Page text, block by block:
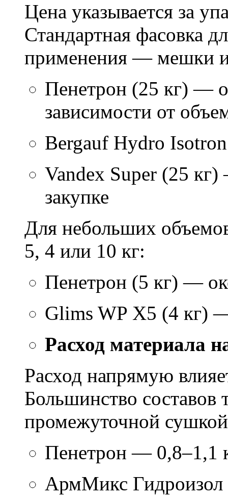
Цена указывается за
Стандартная фасовка
применения — мешки
Пенетрон (25 кг) —
зависимости от
Bergauf Hydro
Vandex Super (25
закупке
Для небольших
5, 4 или 10 кг:
Пенетрон (5 кг) —
Glims WP X5 (4 кг)
Расход материала
Расход напрямую
Большинство составов
промежуточной
Пенетрон — 0,8–1,1
АрмМикс